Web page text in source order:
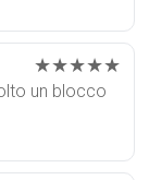
★★★★★
un blocco